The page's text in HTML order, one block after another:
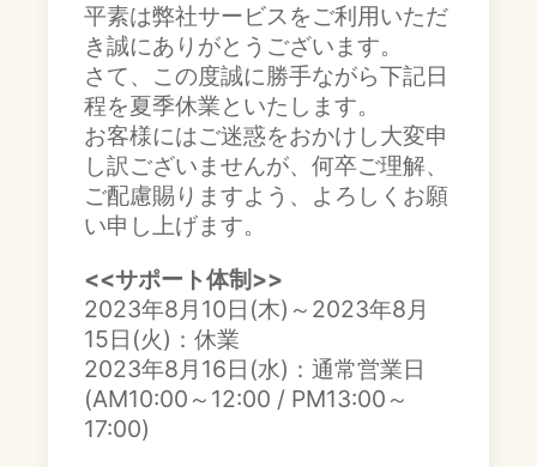
平素は弊社サービスをご利用いただ
き誠にありがとうございます。
さて、この度誠に勝手ながら下記日
程を夏季休業といたします。
お客様にはご迷惑をおかけし大変申
し訳ございませんが、何卒ご理解、
ご配慮賜りますよう、よろしくお願
い申し上げます。
<<サポート体制>>
2023年8月10日(木)～2023年8月
15日(火)：休業
2023年8月16日(水)：通常営業日
(AM10:00～12:00 / PM13:00～
17:00)